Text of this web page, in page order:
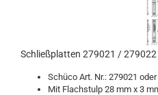
Schließ­plat­ten 279021 / 279022
Schü­co Art. Nr.: 279021
Mit Flachs­tulp 28 mm x 3